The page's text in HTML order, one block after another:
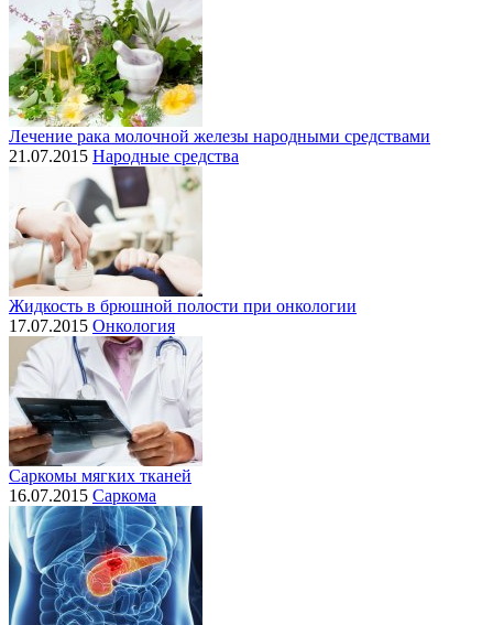
Лечение рака молочной железы народными средствами
21.07.2015 Народные средства
Жидкость в брюшной полости при онкологии
17.07.2015 Онкология
Саркомы мягких тканей
16.07.2015 Саркома